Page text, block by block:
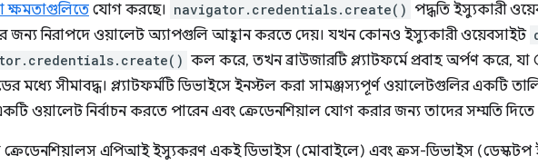
ক্ষমতাগুলিতেযোগ করছে। navigator.credentials.create() পদ্ধতি ইস্যুকারী
জন্য নিরাপদে ওয়ালেট অ্যাপগুলি আহ্বান করতে দেয়। যখন কোনও ইস্যুকারী ওয়েবসাইট
কল করে, তখন ব্রাউজারটি প্ল্যাটফর্মে প্রবাহ অর্পণ করে,
মধ্যে সীমাবদ্ধ। প্ল্যাটফর্মটি ডিভাইসে ইনস্টল করা সামঞ্জস্যপূর্ণ ওয়ালেটগুলির একটি
ওয়ালেট নির্বাচন করতে পারেন এবং ক্রেডেনশিয়াল যোগ করার জন্য তাদের সম্মতি দিতে
ক্রেডেনশিয়ালস এপিআই ইস্যুকরণ একই ডিভাইস (মোবাইলে) এবং ক্রস-ডিভাইস (ডেস্কটপ